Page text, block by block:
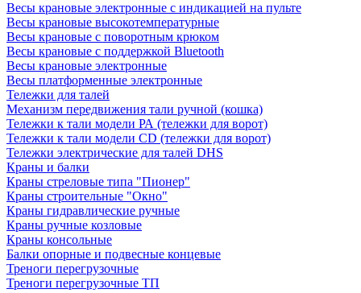
Весы крановые электронные с индикацией на пульте
Весы крановые высокотемпературные
Весы крановые с поворотным крюком
Весы крановые с поддержкой Bluetooth
Весы крановые электронные
Весы платформенные электронные
Тележки для талей
Механизм передвижения тали ручной (кошка)
Тележки к тали модели РА (тележки для ворот)
Тележки к тали модели CD (тележки для ворот)
Тележки электрические для талей DHS
Краны и балки
Краны стреловые типа "Пионер"
Краны строительные "Окно"
Краны гидравлические ручные
Краны ручные козловые
Краны консольные
Балки опорные и подвесные концевые
Треноги перегрузочные
Треноги перегрузочные ТП